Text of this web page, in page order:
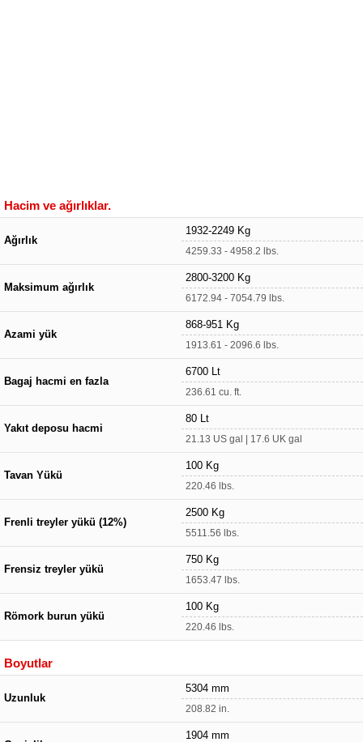
Hacim ve ağırlıklar.
Ağırlık
1932-2249 Kg
4259.33 - 4958.2 lbs.
Maksimum ağırlık
2800-3200 Kg
6172.94 - 7054.79 lbs.
Azami yük
868-951 Kg
1913.61 - 2096.6 lbs.
Bagaj hacmi en fazla
6700 Lt
236.61 cu. ft.
Yakıt deposu hacmi
80 Lt
21.13 US gal | 17.6 UK gal
Tavan Yükü
100 Kg
220.46 lbs.
Frenli treyler yükü (12%)
2500 Kg
5511.56 lbs.
Frensiz treyler yükü
750 Kg
1653.47 lbs.
Römork burun yükü
100 Kg
220.46 lbs.
Boyutlar
Uzunluk
5304 mm
208.82 in.
1904 mm